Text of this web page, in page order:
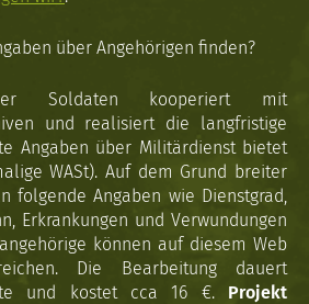
über Angehörigen finden?
Soldaten kooperiert mit
und realisiert die langfristige
Angaben über Militärdienst bietet
WASt). Auf dem Grund breiter
folgende Angaben wie Dienstgrad,
Erkrankungen und Verwundungen
können auf diesem Web
Die Bearbeitung dauert
und kostet cca 16 €. Projekt